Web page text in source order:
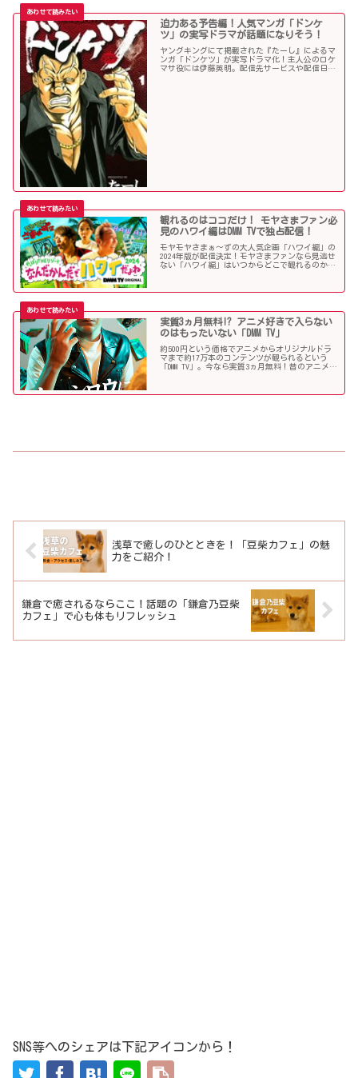
迫力ある予告編！人気マンガ「ドンケ
ツ」の実写ドラマが話題になりそう！
ヤングキングにて掲載された『たーし』によるマ
ンガ「ドンケツ」が実写ドラマ化！主人公のロケ
マサ役には伊藤英明。配信先サービスや配信日と
観れるのはココだけ！ モヤさまファン必
見のハワイ編はDMM TVで独占配信！
モヤモヤさまぁ～ずの大人気企画「ハワイ編」の
2024年版が配信決定！モヤさまファンなら見逃せ
ない「ハワイ編」はいつからどこで観れるのか？
実質3ヵ月無料!? アニメ好きで入らない
のはもったいない「DMM TV」
約500円という価格でアニメからオリジナルドラ
マまで約17万本のコンテンツが観られるという
「DMM TV」。今なら実質3ヵ月無料！昔のアニメな
浅草で癒しのひとときを！「豆柴カフェ」の魅
力をご紹介！
鎌倉で癒されるならここ！話題の「鎌倉乃豆柴
カフェ」で心も体もリフレッシュ
SNS等へのシェアは下記アイコンから！